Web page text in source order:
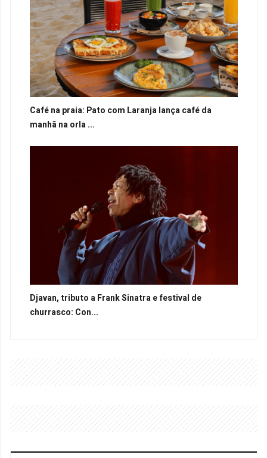
Café na praia: Pato com Laranja lança café da
manhã na orla ...
Djavan, tributo a Frank Sinatra e festival de
churrasco: Con...